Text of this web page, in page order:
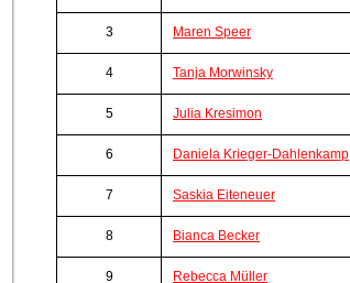
3 Maren Speer
4 Tanja Morwinsky
5 Julia Kresimon
6 Daniela Krieger-Dahlenkamp
7 Saskia Eiteneuer
8 Bianca Becker
9 Rebecca Müller